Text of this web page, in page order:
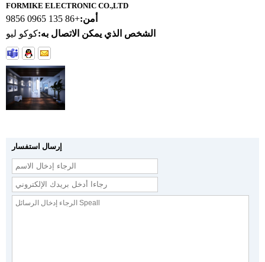
FORMIKE ELECTRONIC CO.,LTD
أمن:+86 135 0965 9856
الشخص الذي يمكن الاتصال به:كوكو ليو
إرسال استفسار